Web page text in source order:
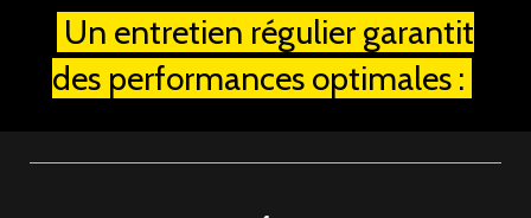
Un entretien régulier garantit
des performances optimales :